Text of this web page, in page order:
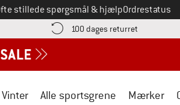
stillede spørgsmål & hjælpOrdrestatus
her! Åbnes i en infoboks
100 dages returret Gå til
Vinter Alle sportsgrene Mærker